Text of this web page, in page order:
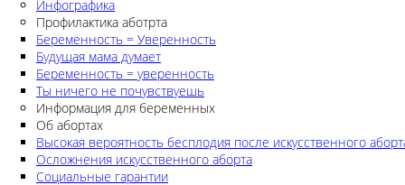
Инфографика
Профилактика аботрта
Беременность = Уверенность
Будущая мама думает
Беременность = уверенность
Ты ничего не почувствуешь
Информация для беременных
Об абортах
Высокая вероятность бесплодия после искусственного
Осложнения искусственного аборта
Социальные гарантии